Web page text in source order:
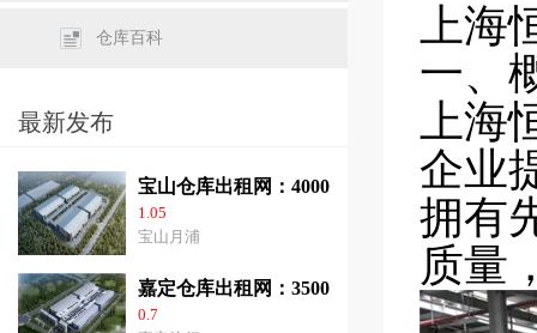
仓库百科
最新发布
宝山仓库出租网：40000平方米高平台仓库出
1.05
宝山月浦
嘉定仓库出租网：35000平方米高标仓库出租
0.7
上
一、
上
企业
拥有
质量